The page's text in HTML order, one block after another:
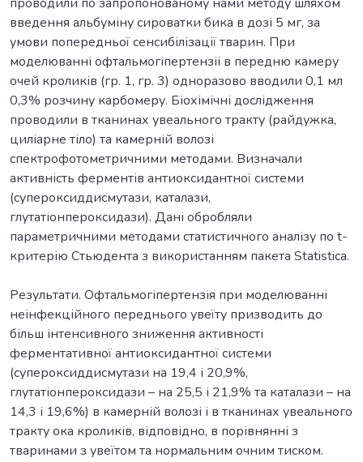
введення альбуміну сироватки бика в дозі 5 мг, за
умови попередньої сенсибілізації тварин. При
моделюванні офтальмогіпертензіі в передню камеру
очей кроликів (гр. 1, гр. 3) одноразово вводили 0,1 мл
0,3% розчину карбомеру. Біохімічні дослідження
проводили в тканинах увеального тракту (райдужка,
циліарне тіло) та камерній волозі
спектрофотометричними методами. Визначали
активність ферментів антиоксидантної системи
(супероксиддисмутази, каталази,
глутатіонпероксидази). Дані обробляли
параметричними методами статистичного аналізу по t-
критерію Стьюдента з використанням пакета Statistica.
Результати. Офтальмогіпертензія при моделюванні
неінфекційного переднього увеїту призводить до
більш інтенсивного зниження активності
ферментативної антиоксидантної системи
(супероксиддисмутази на 19,4 і 20,9%,
глутатіонпероксидази – на 25,5 і 21,9% та каталази – на
14,3 і 19,6%) в камерній волозі і в тканинах увеального
тракту ока кроликів, відповідно, в порівнянні з
тваринами з увеїтом та нормальним очним тиском.